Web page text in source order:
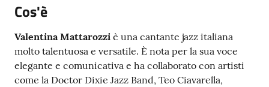
Cos'è
Valentina Mattarozzi è una cantante jazz italiana
molto talentuosa e versatile. È nota per la sua voce
elegante e comunicativa e ha collaborato con artisti
come la Doctor Dixie Jazz Band, Teo Ciavarella,